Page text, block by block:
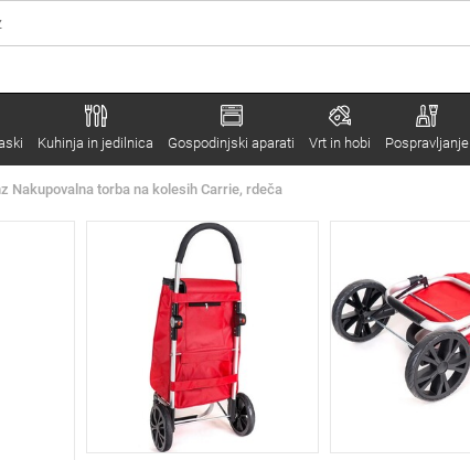
Kuhinja in jedilnica Gospodinjski aparati Vrt in hobi Pospravljanje
Nakupovalna torba na kolesih Carrie, rdeča